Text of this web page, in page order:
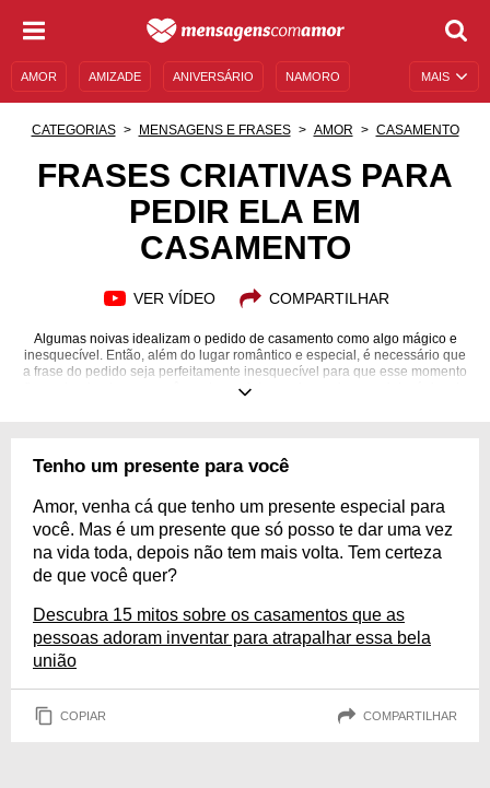
MAIS
AMOR AMIZADE ANIVERSÁRIO NAMORO
MENSAGENS E FRASES MENSAGENS DE ANIVERSÁRIO
FAMOSOS BÍBLIA
CATEGORIAS MENSAGENS E FRASES AMOR CASAMENTO
FRASES CRIATIVAS PARA
PEDIR ELA EM
CASAMENTO
VER VÍDEO COMPARTILHAR
Algumas noivas idealizam o pedido de casamento como algo mágico e
inesquecível. Então, além do lugar romântico e especial, é necessário que
a frase do pedido seja perfeitamente inesquecível para que esse momento
fique eternizado com vocês e ela se sinta a noiva mais especial e única do
Tenho um presente para você
Amor, venha cá que tenho um presente especial para
você. Mas é um presente que só posso te dar uma vez
na vida toda, depois não tem mais volta. Tem certeza
de que você quer?
Descubra 15 mitos sobre os casamentos que as
pessoas adoram inventar para atrapalhar essa bela
união
COPIAR COMPARTILHAR